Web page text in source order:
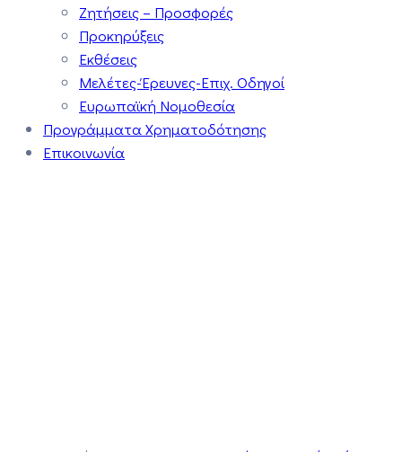
Ζητήσεις – Προσφορές
Προκηρύξεις
Εκθέσεις
Μελέτες-Έρευνες-Επιχ. Οδηγοί
Ευρωπαϊκή Νομοθεσία
Προγράμματα Χρηματοδότησης
Επικοινωνία